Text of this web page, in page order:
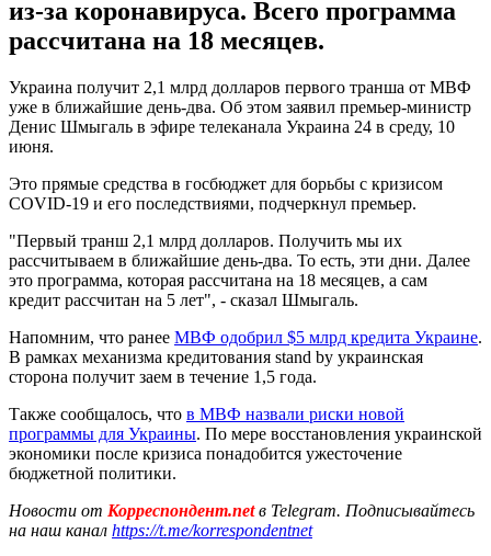
из-за коронавируса. Всего программа
рассчитана на 18 месяцев.
Украина получит 2,1 млрд долларов первого транша от МВФ
уже в ближайшие день-два. Об этом заявил премьер-министр
Денис Шмыгаль в эфире телеканала Украина 24 в среду, 10
июня.
Это прямые средства в госбюджет для борьбы с кризисом
COVID-19 и его последствиями, подчеркнул премьер.
"Первый транш 2,1 млрд долларов. Получить мы их
рассчитываем в ближайшие день-два. То есть, эти дни. Далее
это программа, которая рассчитана на 18 месяцев, а сам
кредит рассчитан на 5 лет", - сказал Шмыгаль.
Напомним, что ранее МВФ одобрил $5 млрд кредита Украине.
В рамках механизма кредитования stand by украинская
сторона получит заем в течение 1,5 года.
Также сообщалось, что в МВФ назвали риски новой
программы для Украины. По мере восстановления украинской
экономики после кризиса понадобится ужесточение
бюджетной политики.
Новости от Корреспондент.netв Telegram. Подписывайтесь
на наш канал https://t.me/korrespondentnet